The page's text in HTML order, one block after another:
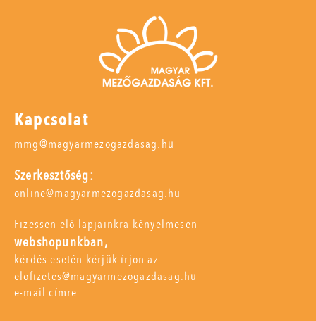
Kapcsolat
mmg@magyarmezogazdasag.hu
Szerkesztőség:
online@magyarmezogazdasag.hu
Fizessen elő lapjainkra kényelmesen
webshopunkban,
kérdés esetén kérjük írjon az
elofizetes@magyarmezogazdasag.hu
e-mail címre.